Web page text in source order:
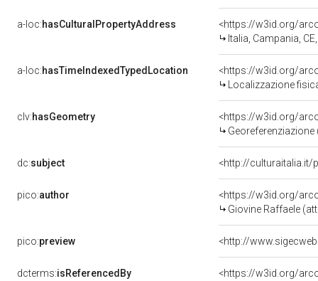
a-loc:hasCulturalPropertyAddress
<https://w3id.org/
Italia, Campania,
a-loc:hasTimeIndexedTypedLocation
<https://w3id.org/
Localizzazione
clv:hasGeometry
<https://w3id.org/
dc:subject <http://culturaitalia.it/
pico:author
<https://w3id.org/
Giovine Raffaele
pico:preview
dcterms:isReferencedBy
<https://w3id.org/